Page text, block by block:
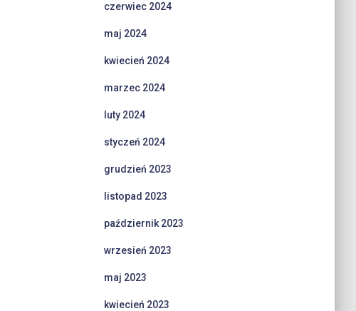
czerwiec 2024
maj 2024
kwiecień 2024
marzec 2024
luty 2024
styczeń 2024
grudzień 2023
listopad 2023
październik 2023
wrzesień 2023
maj 2023
kwiecień 2023